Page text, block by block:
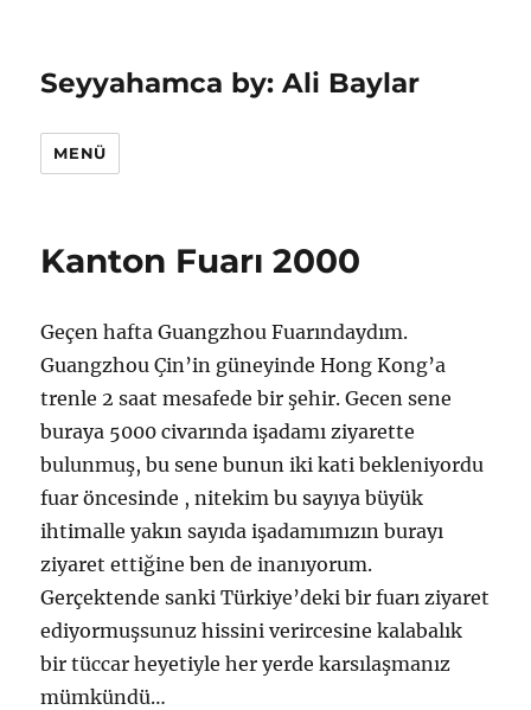
Seyyahamca by: Ali Baylar
MENÜ
Kanton Fuarı 2000
Geçen hafta Guangzhou Fuarındaydım.
Guangzhou Çin’in güneyinde Hong Kong’a
trenle 2 saat mesafede bir şehir. Gecen sene
buraya 5000 civarında işadamı ziyarette
bulunmuş, bu sene bunun iki kati bekleniyordu
fuar öncesinde , nitekim bu sayıya büyük
ihtimalle yakın sayıda işadamımızın burayı
ziyaret ettiğine ben de inanıyorum.
Gerçektende sanki Türkiye’deki bir fuarı ziyaret
ediyormuşsunuz hissini verircesine kalabalık
bir tüccar heyetiyle her yerde karsılaşmanız
mümkündü…